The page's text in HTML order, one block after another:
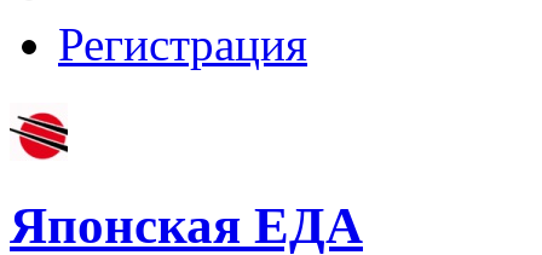
Регистрация
Японская ЕДА